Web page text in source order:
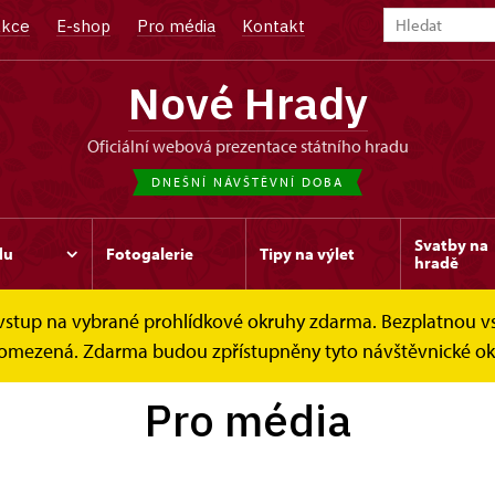
E-shop Pro média Kontakt
Nové Hrady
oficiální webová prezentace státního hradu
DNEŠNÍ NÁVŠTĚVNÍ DOBA
Fotogalerie Tipy na výlet
Svatby na
hradě
na vybrané prohlídkové okruhy zdarma. Bezplatnou
Zdarma budou zpřístupněny tyto návštěvnické
Pro média